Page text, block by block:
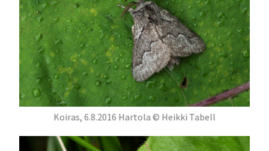
Koiras, 6.8.2016 Hartola © Heikki Tabell